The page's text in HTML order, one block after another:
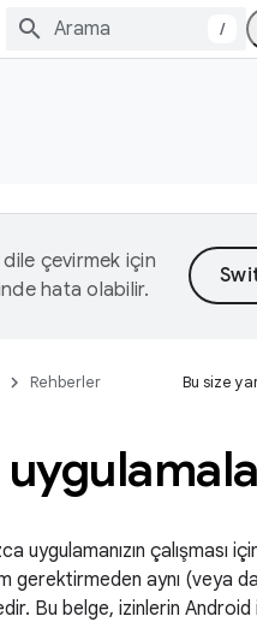
/
çevirmek için
hata olabilir.
Rehberler Bu size
uygulamanızın çalışması
gerektirmeden aynı (veya
Bu belge, izinlerin